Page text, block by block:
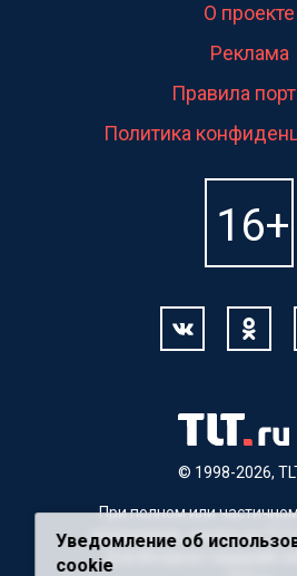
© 1998-2026,
О проекте
Реклама
Правила
Политика
При полном или
материалов, ссылка на
Для Интернет-изданий
Уведомление об
cookie